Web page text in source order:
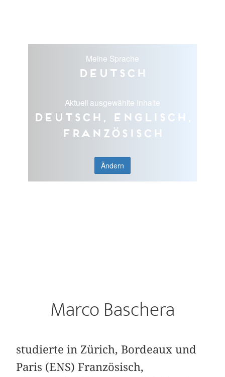
Meine Sprache
Deutsch
Aktuell ausgewählte Inhalte
Deutsch, Englisch,
Französisch
Ändern
Marco Baschera
studierte in Zürich, Bordeaux und
Paris (ENS) Französisch,